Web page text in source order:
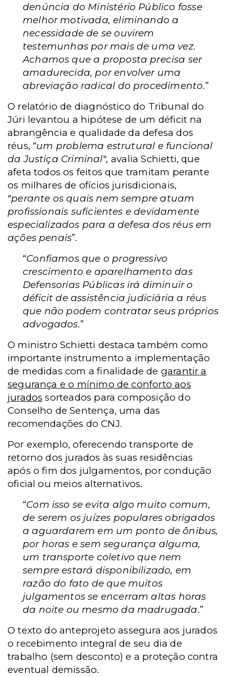
denúncia do Ministério Público fosse
melhor motivada, eliminando a
necessidade de se ouvirem
testemunhas por mais de uma vez.
Achamos que a proposta precisa ser
amadurecida, por envolver uma
abreviação radical do procedimento.”
O relatório de diagnóstico do Tribunal do
Júri levantou a hipótese de um déficit na
abrangência e qualidade da defesa dos
réus, “um problema estrutural e funcional
da Justiça Criminal",avalia Schietti,que
afeta todos os feitos que tramitam perante
os milhares de ofícios jurisdicionais,
"perante os quais nem sempre atuam
profissionais suficientes e devidamente
especializados para a defesa dos réus em
ações penais”.
“Confiamos que o progressivo
crescimento e aparelhamento das
Defensorias Públicas irá diminuir o
déficit de assistência judiciária a réus
que não podem contratar seus próprios
advogados.”
O ministro Schietti destaca também como
importante instrumento a implementação
de medidas com a finalidade de garantir a
segurança e o mínimo de conforto aos
jurados sorteados para composição do
Conselho de Sentença, uma das
recomendações do CNJ.
Por exemplo, oferecendo transporte de
retorno dos jurados às suas residências
após o fim dos julgamentos, por condução
oficial ou meios alternativos.
“Com isso se evita algo muito comum,
de serem os juízes populares obrigados
a aguardarem em um ponto de ônibus,
por horas e sem segurança alguma,
um transporte coletivo que nem
sempre estará disponibilizado, em
razão do fato de que muitos
julgamentos se encerram altas horas
da noite ou mesmo da madrugada.”
O texto do anteprojeto assegura aos jurados
o recebimento integral de seu dia de
trabalho (sem desconto) e a proteção contra
eventual demissão.